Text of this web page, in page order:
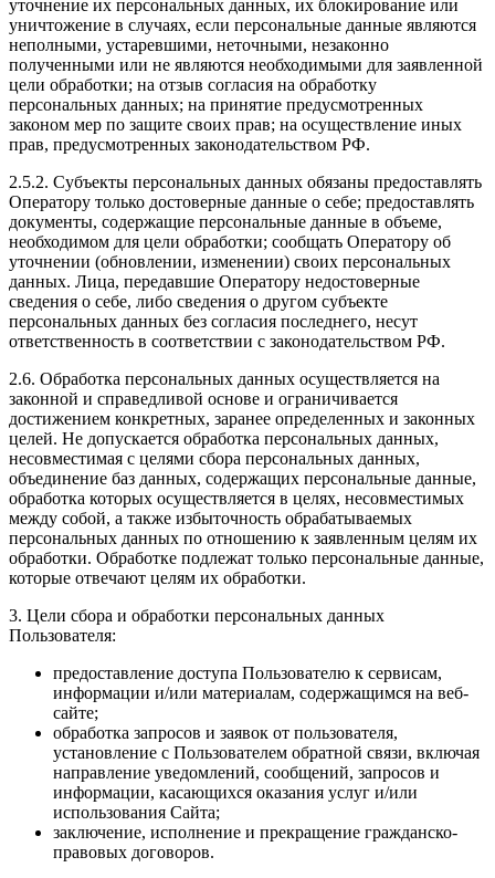
уточнение их персональных данных, их блокирование или
уничтожение в случаях, если персональные данные являются
неполными, устаревшими, неточными, незаконно
полученными или не являются необходимыми для заявленной
цели обработки; на отзыв согласия на обработку
персональных данных; на принятие предусмотренных
законом мер по защите своих прав; на осуществление иных
прав, предусмотренных законодательством РФ.
2.5.2. Субъекты персональных данных обязаны предоставлять
Оператору только достоверные данные о себе; предоставлять
документы, содержащие персональные данные в объеме,
необходимом для цели обработки; сообщать Оператору об
уточнении (обновлении, изменении) своих персональных
данных. Лица, передавшие Оператору недостоверные
сведения о себе, либо сведения о другом субъекте
персональных данных без согласия последнего, несут
ответственность в соответствии с законодательством РФ.
2.6. Обработка персональных данных осуществляется на
законной и справедливой основе и ограничивается
достижением конкретных, заранее определенных и законных
целей. Не допускается обработка персональных данных,
несовместимая с целями сбора персональных данных,
объединение баз данных, содержащих персональные данные,
обработка которых осуществляется в целях, несовместимых
между собой, а также избыточность обрабатываемых
персональных данных по отношению к заявленным целям их
обработки. Обработке подлежат только персональные данные,
которые отвечают целям их обработки.
3. Цели сбора и обработки персональных данных
Пользователя:
предоставление доступа Пользователю к сервисам,
информации и/или материалам, содержащимся на веб-
сайте;
обработка запросов и заявок от пользователя,
установление с Пользователем обратной связи, включая
направление уведомлений, сообщений, запросов и
информации, касающихся оказания услуг и/или
использования Сайта;
заключение, исполнение и прекращение гражданско-
правовых договоров.